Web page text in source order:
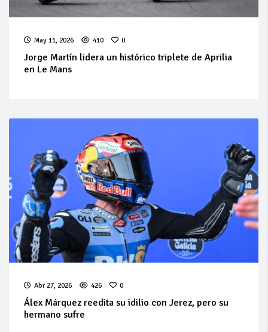
May 11, 2026 410 0
Jorge Martín lidera un histórico triplete de Aprilia
en Le Mans
Abr 27, 2026 426 0
Álex Márquez reedita su idilio con Jerez, pero su
hermano sufre